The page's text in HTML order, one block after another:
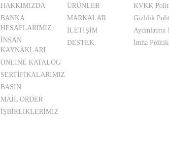
HAKKIMIZDA
BANKA
HESAPLARIMIZ
İNSAN
KAYNAKLARI
ONLINE KATALOG
SERTİFİKALARIMIZ
BASIN
MAİL ORDER
İŞBİRLİKLERİMİZ
ÜRÜNLER
MARKALAR
İLETİŞİM
DESTEK
KVKK
Gizlilik
Aydınlatma
İmha